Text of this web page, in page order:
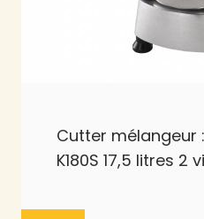
Cutter mélangeur
K180S 17,5 litres 2